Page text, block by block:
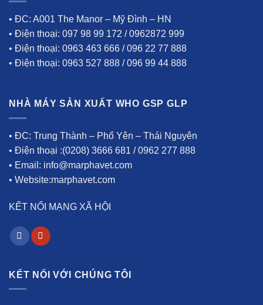
• ĐC: A001 The Manor – Mỹ Đình – HN
• Điện thoại: 097 98 99 172 / 0962872 999
• Điện thoại: 0963 463 666 / 096 22 77 888
• Điện thoại: 0963 527 888 / 096 99 44 888
NHÀ MÁY SẢN XUẤT WHO GSP GLP
• ĐC: Trung Thành – Phổ Yên – Thái Nguyên
• Điện thoại :(0208) 3666 681 / 0962 277 888
• Email: info@marphavet.com
• Website:marphavet.com
KẾT NỐI MẠNG XÃ HỘI
KẾT NỐI VỚI CHÚNG TÔI